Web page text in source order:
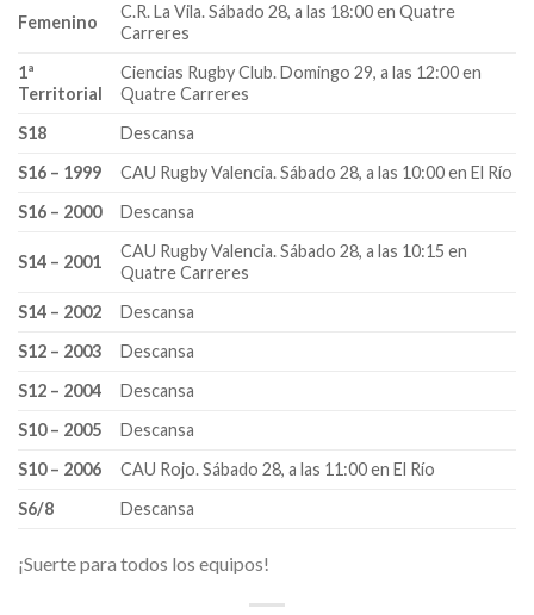
Femenino
C.R. La Vila. Sábado 28, a las 18:00 en Quatre
Carreres
1ª
Territorial
Ciencias Rugby Club. Domingo 29, a las 12:00 en
Quatre Carreres
S18
Descansa
S16 – 1999
CAU Rugby Valencia. Sábado 28, a las 10:00 en El Río
S16 – 2000
Descansa
S14 – 2001
CAU Rugby Valencia. Sábado 28, a las 10:15 en
Quatre Carreres
S14 – 2002
Descansa
S12 – 2003
Descansa
S12 – 2004
Descansa
S10 – 2005
Descansa
S10 – 2006
CAU Rojo. Sábado 28, a las 11:00 en El Río
S6/8
Descansa
¡Suerte para todos los equipos!